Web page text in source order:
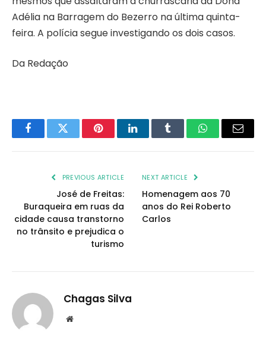
Adélia na Barragem do Bezerro na última quinta-
feira. A polícia segue investigando os dois casos.
Da Redação
FacebookTwitter PinterestLinkedInTumblr WhatsAppEmail
PREVIOUS ARTICLE
José de Freitas:
Buraqueira em ruas da
cidade causa transtorno
no trânsito e prejudica o
turismo
NEXT ARTICLE
Homenagem aos 70
anos do Rei Roberto
Carlos
Chagas Silva
Website